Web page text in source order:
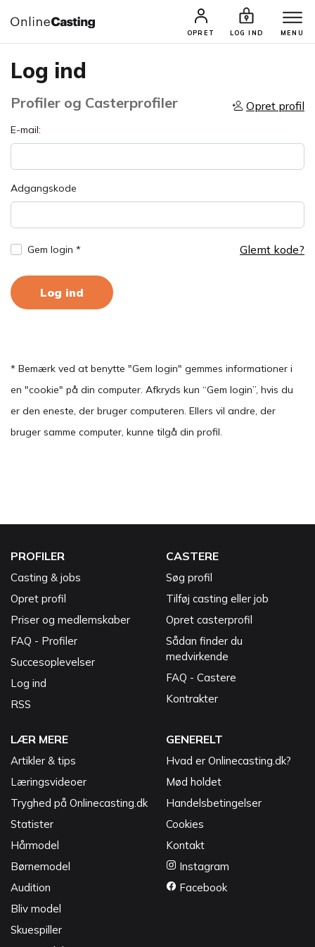
OPRET LOG IND MENU
Log ind
Profiler og Casterprofiler Opret profil
E-mail:
Adgangskode
Gem login * Glemt kode?
Log ind
* Bemærk ved at benytte "Gem login" gemmes informationer i
en "cookie" på din computer. Afkryds kun “Gem login”, hvis du
er den eneste, der bruger computeren. Ellers vil andre, der
bruger samme computer, kunne tilgå din profil.
PROFILER
Casting & jobs
Opret profil
Priser og medlemskaber
FAQ - Profiler
Succesoplevelser
Log ind
RSS
CASTERE
Søg profil
Tilføj casting eller job
Opret casterprofil
Sådan finder du
medvirkende
FAQ - Castere
Kontrakter
LÆR MERE
Artikler & tips
Læringsvideoer
Tryghed på Onlinecasting.dk
Statister
Hårmodel
Børnemodel
Audition
Bliv model
Skuespiller
GENERELT
Hvad er Onlinecasting.dk?
Mød holdet
Handelsbetingelser
Cookies
Kontakt
Instagram
Facebook